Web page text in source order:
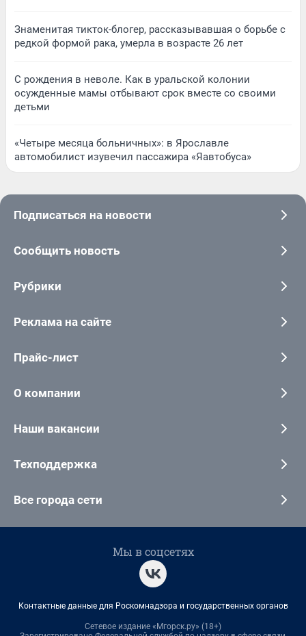
Знаменитая тикток-блогер, рассказывавшая о борьбе с
редкой формой рака, умерла в возрасте 26 лет
С рождения в неволе. Как в уральской колонии
осужденные мамы отбывают срок вместе со своими
детьми
«Четыре месяца больничных»: в Ярославле
автомобилист изувечил пассажира «Яавтобуса»
Подписаться на новости
Сообщить новость
Рубрики
Реклама на сайте
Прайс-лист
О компании
Наши вакансии
Техподдержка
Все города сети
Мы в соцсетях
Контактные данные для Роскомнадзора и государственных органов
Сетевое издание «Мгорск.ру» (18+)